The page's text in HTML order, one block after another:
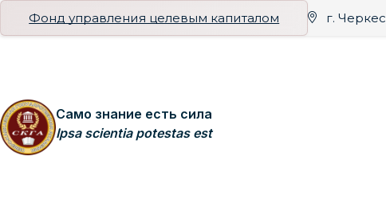
Фонд управления целевым капиталом г.
Само знание есть сила
Ipsa scientia potestas est